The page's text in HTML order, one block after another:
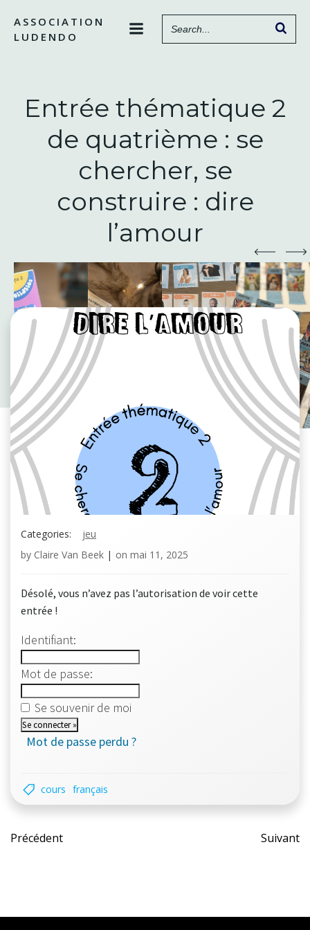
contenu
ASSOCIATION
LUDENDO
Entrée thématique 2
de quatrième : se
chercher, se
construire : dire
l’amour
Categories:
jeu
by Claire Van Beek | on mai 11, 2025
Désolé, vous n’avez pas l’autorisation de voir cette
entrée !
Identifiant:
Mot de passe:
Se souvenir de moi
Mot de passe perdu ?
cours français
Post
Précédent Suivant